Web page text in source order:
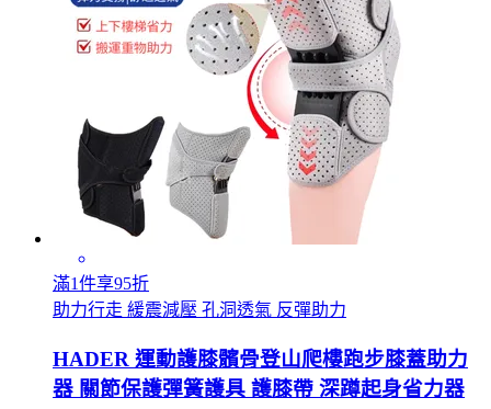
滿1件享95折
助力行走 緩震減壓 孔洞透氣 反彈助力
HADER 運動護膝髕骨登山爬樓跑步膝蓋助力
器 關節保護彈簧護具 護膝帶 深蹲起身省力器